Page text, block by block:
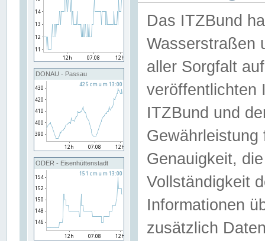
DONAU - Passau
ODER - Eisenhüttenstadt
Das ITZBund
Wasserstraßen
aller Sorgfalt
veröffentlichten
ITZBund und
Genauigkeit,
Vollständigkeit
Informationen
zusätzlich